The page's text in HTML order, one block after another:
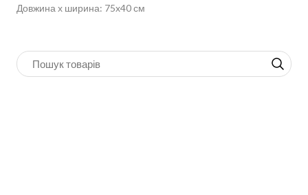
Довжина х ширина: 75x40 см